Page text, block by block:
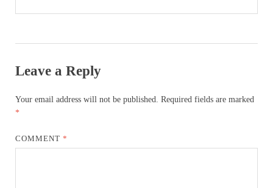
Leave a Reply
Your email address will not be published. Required fields are marked
*
COMMENT*